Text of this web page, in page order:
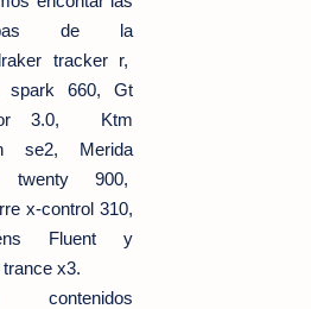
de la
tracker r,
spark 660, Gt
3.0, Ktm
se2, Merida
twenty 900,
x-control 310,
Fluent y
x3.
contenidos